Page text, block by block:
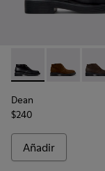
Dean - K300493-
Dean -
Dean
$240
Añadir